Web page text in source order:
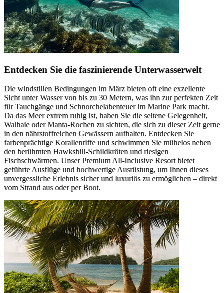
Entdecken Sie die faszinierende Unterwasserwelt
Die windstillen Bedingungen im März bieten oft eine exzellente
Sicht unter Wasser von bis zu 30 Metern, was ihn zur perfekten Zeit
für Tauchgänge und Schnorchelabenteuer im Marine Park macht.
Da das Meer extrem ruhig ist, haben Sie die seltene Gelegenheit,
Walhaie oder Manta-Rochen zu sichten, die sich zu dieser Zeit gerne
in den nährstoffreichen Gewässern aufhalten. Entdecken Sie
farbenprächtige Korallenriffe und schwimmen Sie mühelos neben
den berühmten Hawksbill-Schildkröten und riesigen
Fischschwärmen. Unser Premium All-Inclusive Resort bietet
geführte Ausflüge und hochwertige Ausrüstung, um Ihnen dieses
unvergessliche Erlebnis sicher und luxuriös zu ermöglichen – direkt
vom Strand aus oder per Boot.